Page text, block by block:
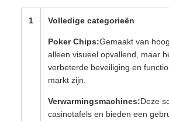
1 Volledige categorieën
Poker Chips:Gemaakt van
alleen visueel opvallend, maar
verbeterde beveiliging en
markt zijn.
Verwarmingsmachines:Deze
casinotafels en bieden een